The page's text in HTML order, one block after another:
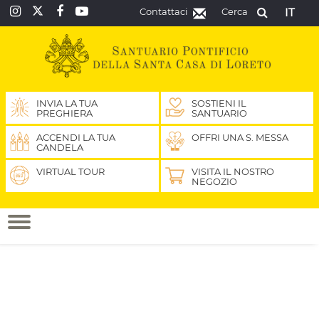
IT
Cerca
Contattaci
INVIA LA TUA
PREGHIERA
SOSTIENI IL
SANTUARIO
ACCENDI LA TUA
CANDELA
OFFRI UNA S. MESSA
VIRTUAL TOUR
VISITA IL NOSTRO
NEGOZIO